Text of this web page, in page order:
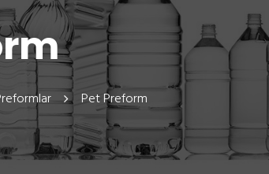
Pet Preform